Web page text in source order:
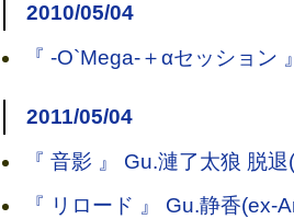
2010/05/04
『 -O`Mega-＋αセッション
2011/05/04
『 音影 』 Gu.漣了太狼 脱
『 リロード 』 Gu.静香(ex-